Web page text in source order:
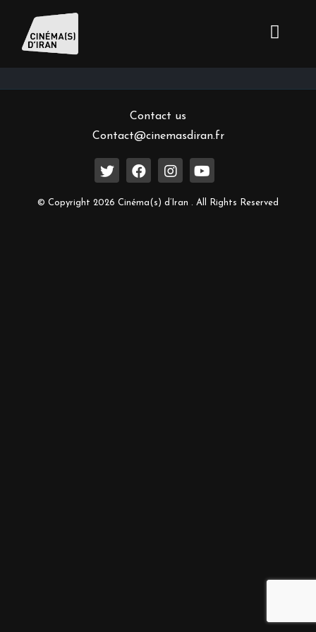
Inscrivez-vous à notre newsletter
Contact us
Contact@cinemasdiran.fr
© Copyright 2026 Cinéma(s) d’Iran . All Rights Reserved